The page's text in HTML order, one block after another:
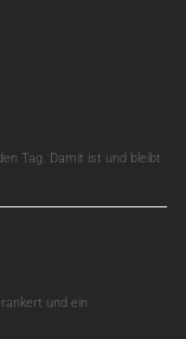
Tag. Damit ist und bleibt
und ein